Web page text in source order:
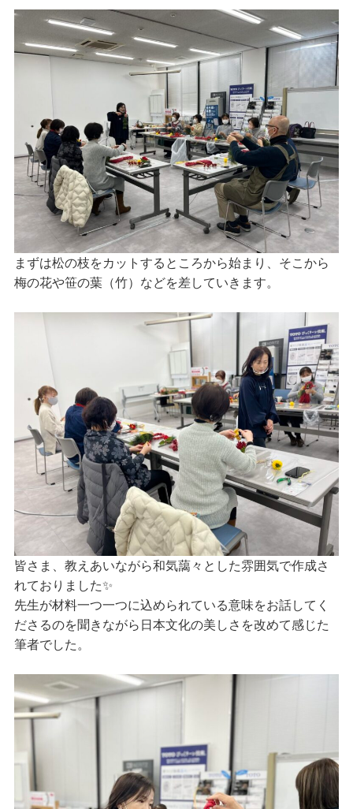
まずは松の枝をカットするところから始まり、そこから
梅の花や笹の葉（竹）などを差していきます。
皆さま、教えあいながら和気藹々とした雰囲気で作成さ
れておりました✨
先生が材料一つ一つに込められている意味をお話してく
ださるのを聞きながら 日本文化の美しさを改めて感じた
筆者でした。